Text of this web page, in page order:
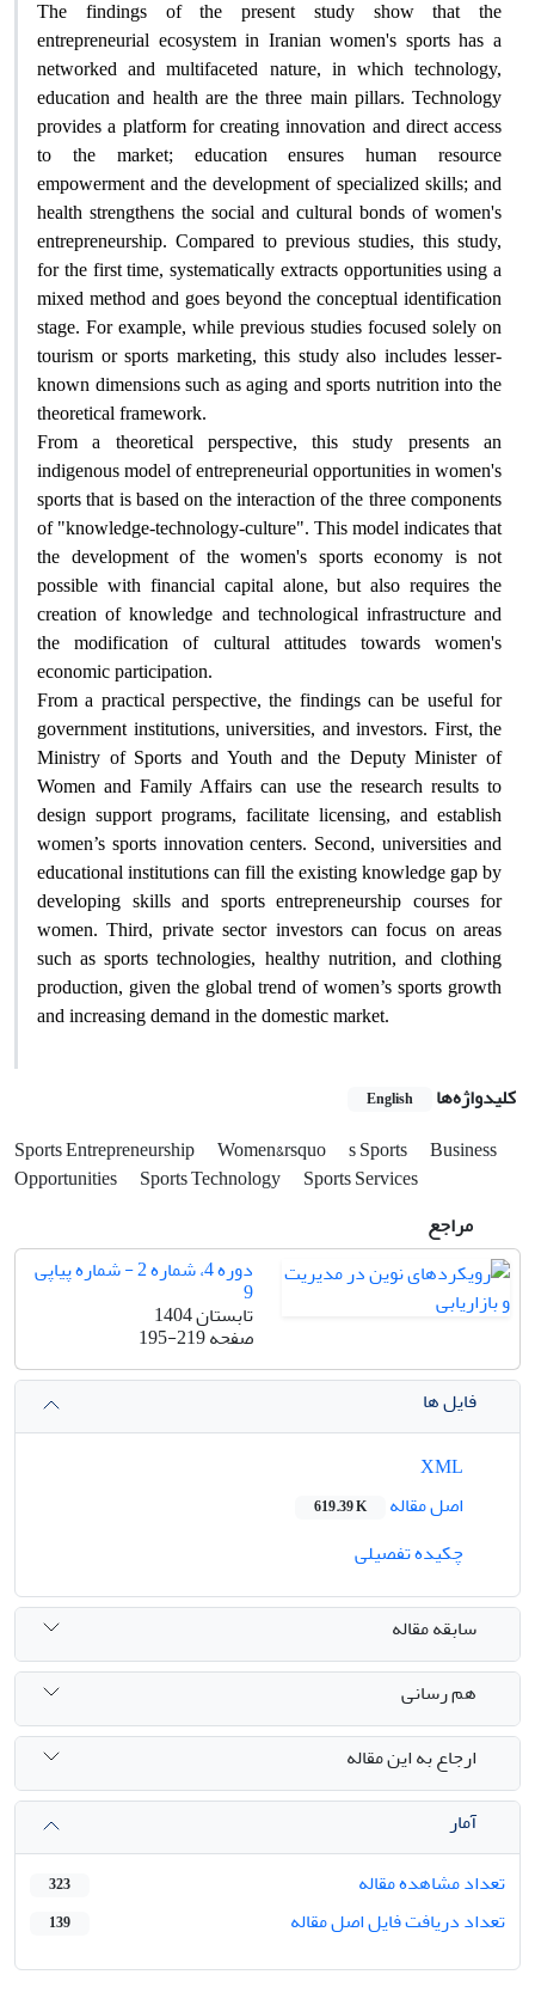
The findings of the present study show that the
entrepreneurial ecosystem in Iranian women's sports has a
networked and multifaceted nature, in which technology,
education and health are the three main pillars. Technology
provides a platform for creating innovation and direct access
to the market; education ensures human resource
empowerment and the development of specialized skills; and
health strengthens the social and cultural bonds of women's
entrepreneurship. Compared to previous studies, this study,
for the first time, systematically extracts opportunities using a
mixed method and goes beyond the conceptual identification
stage. For example, while previous studies focused solely on
tourism or sports marketing, this study also includes lesser-
known dimensions such as aging and sports nutrition into the
theoretical framework.
From a theoretical perspective, this study presents an
indigenous model of entrepreneurial opportunities in women's
sports that is based on the interaction of the three components
of "knowledge-technology-culture". This model indicates that
the development of the women's sports economy is not
possible with financial capital alone, but also requires the
creation of knowledge and technological infrastructure and
the modification of cultural attitudes towards women's
economic participation.
From a practical perspective, the findings can be useful for
government institutions, universities, and investors. First, the
Ministry of Sports and Youth and the Deputy Minister of
Women and Family Affairs can use the research results to
design support programs, facilitate licensing, and establish
women’s sports innovation centers. Second, universities and
educational institutions can fill the existing knowledge gap by
developing skills and sports entrepreneurship courses for
women. Third, private sector investors can focus on areas
such as sports technologies, healthy nutrition, and clothing
production, given the global trend of women’s sports growth
and increasing demand in the domestic market.
کلیدواژه‌ها English
Sports Entrepreneurship Women&‌‌‌rsquo s Sports
Business
Opportunities
Sports Technology
Sports Services
مراجع
دوره 4، شماره 2 - شماره پیاپی
9
تابستان 1404
صفحه195-219
فایل ها
اصل مقاله
619.39 K
چکیده تفصیلی
سابقه مقاله
هم رسانی
ارجاع به این مقاله
آمار
تعداد مشاهده مقاله
323
تعداد دریافت فایل اصل مقاله 139